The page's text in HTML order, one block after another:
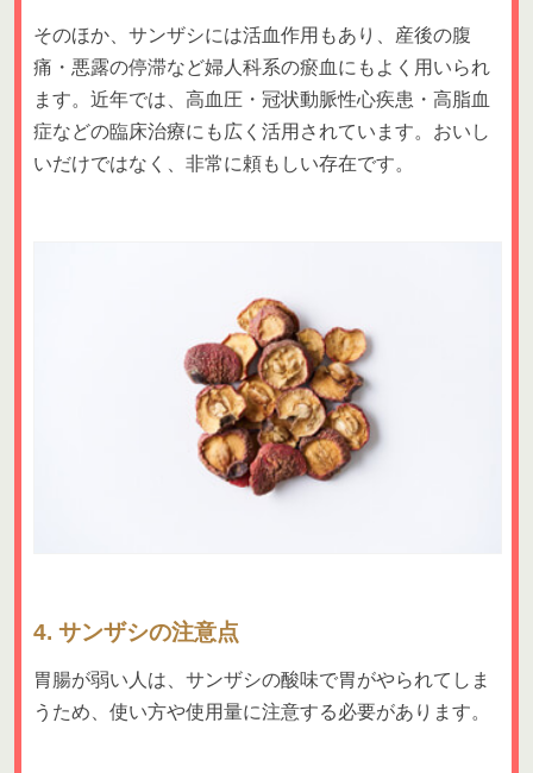
そのほか、サンザシには活血作用もあり、産後の腹
痛・悪露の停滞など婦人科系の瘀血にもよく用いられ
ます。近年では、高血圧・冠状動脈性心疾患・高脂血
症などの臨床治療にも広く活用されています。おいし
いだけではなく、非常に頼もしい存在です。
4. サンザシの注意点
胃腸が弱い人は、サンザシの酸味で胃がやられてしま
うため、使い方や使用量に注意する必要があります。